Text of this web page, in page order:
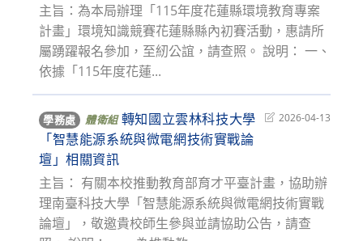
主旨：為本局辦理「115年度花蓮縣環境教育專案
計畫」環境知識競賽花蓮縣縣內初賽活動，惠請所
屬踴躍報名參加，至紉公誼，請查照。 說明： 一、
依據「115年度花蓮...
學務處 體衛組 轉知國立雲林科技大學
「智慧能源系統與微電網技術實戰論
壇」相關資訊
Post2026-04-13
主旨： 有關本校推動教育部育才平臺計畫，協助辦
理南臺科技大學「智慧能源系統與微電網技術實戰
論壇」，敬邀貴校師生參與並請協助公告，請查